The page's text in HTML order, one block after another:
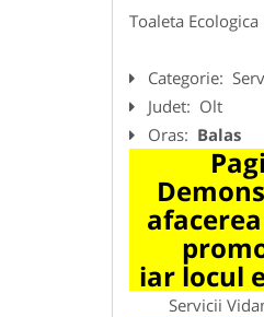
Toaleta Ecologica
Categorie:
Judet: Olt
Oras: Balas
iar locul
Servicii